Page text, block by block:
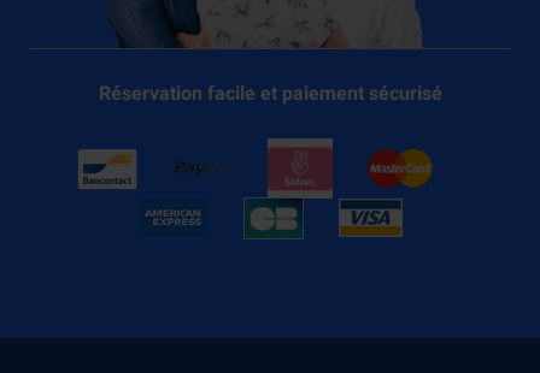
Réservation facile et paiement sécurisé